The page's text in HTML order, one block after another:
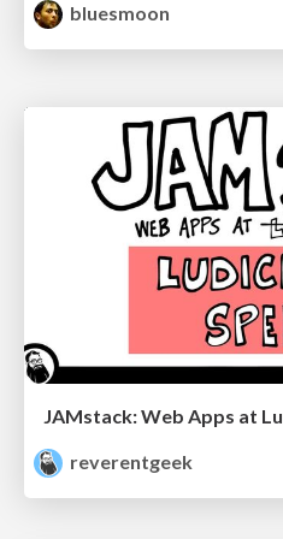
bluesmoon
reverentgeek